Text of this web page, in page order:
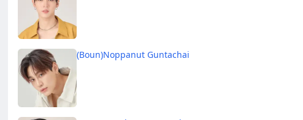
(Boun)Noppanut Guntachai